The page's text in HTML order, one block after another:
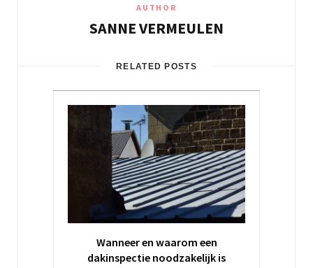
AUTHOR
SANNE VERMEULEN
RELATED POSTS
Wanneer en waarom een
dakinspectie noodzakelijk is